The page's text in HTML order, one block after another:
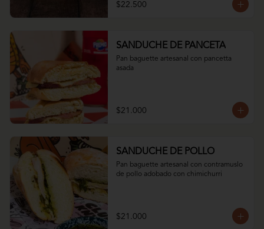
$22.500
SANDUCHE DE PANCETA
Pan baguette artesanal con pancetta
asada
$21.000
SANDUCHE DE POLLO
Pan baguette artesanal con contramuslo
de pollo adobado con chimichurri
$21.000